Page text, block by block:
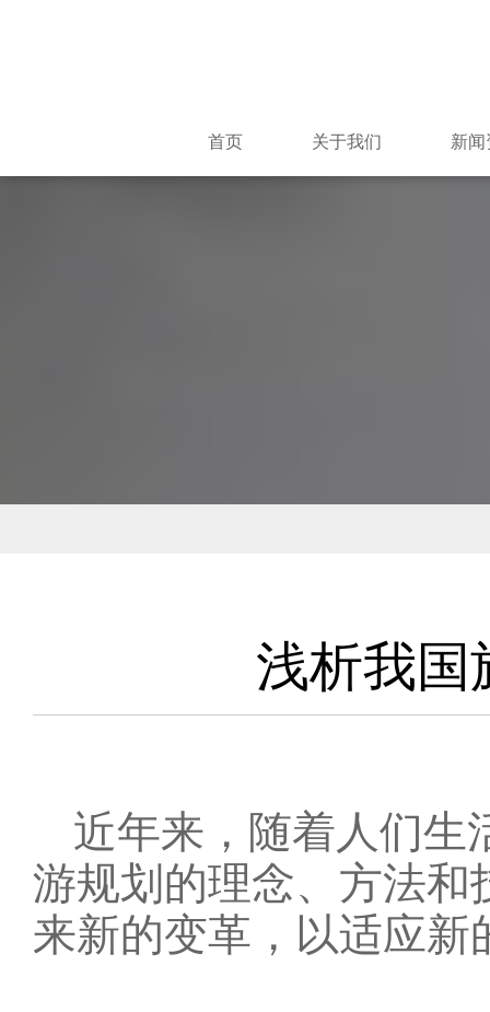
首页 关于我们 新闻
浅析我国
近年来，随着人们生
游规划 的理念、方法和
来新的变革，以适应